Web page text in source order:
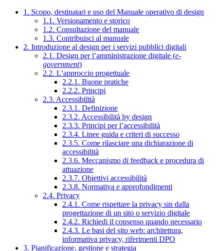
1. Scopo, destinatari e uso del Manuale operativo di design
1.1. Versionamento e storico
1.2. Consultazione del manuale
1.3. Contribuisci al manuale
2. Introduzione al design per i servizi pubblici digitali
2.1. Design per l’amministrazione digitale (e-
government)
2.2. L’approccio progettuale
2.2.1. Buone pratiche
2.2.2. Principi
2.3. Accessibilità
2.3.1. Definizione
2.3.2. Accessibilità by design
2.3.3. Principi per l’accessibilità
2.3.4. Linee guida e criteri di successo
2.3.5. Come rilasciare una dichiarazione di
accessibilità
2.3.6. Meccanismo di feedback e procedura di
attuazione
2.3.7. Obiettivi accessibilità
2.3.8. Normativa e approfondimenti
2.4. Privacy
2.4.1. Come rispettare la privacy sin dalla
progettazione di un sito o servizio digitale
2.4.2. Richiedi il consenso quando necessario
2.4.3. Le basi del sito web: architettura,
informativa privacy, riferimenti DPO
3. Pianificazione, gestione e strategia